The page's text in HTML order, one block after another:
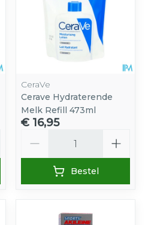
CeraVe
Cerave Hydraterende
Melk Refill 473ml
€ 16,95
Bestel